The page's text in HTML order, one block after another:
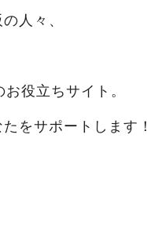
人々、
役立ちサイト。
をサポートします！